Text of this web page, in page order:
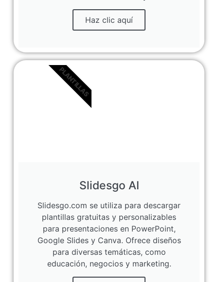
Haz clic aquí
Slidesgo AI
Slidesgo.com se utiliza para descargar
plantillas gratuitas y personalizables
para presentaciones en PowerPoint,
Google Slides y Canva. Ofrece diseños
para diversas temáticas, como
educación, negocios y marketing.
PLANTILLAS